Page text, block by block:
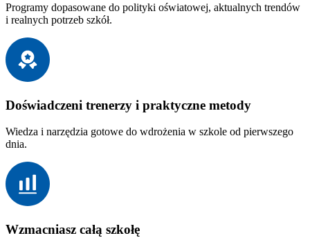
Programy dopasowane do polityki oświatowej, aktualnych trendów
i realnych potrzeb szkół.
Doświadczeni trenerzy i praktyczne metody
Wiedza i narzędzia gotowe do wdrożenia w szkole od pierwszego
dnia.
Wzmacniasz całą szkołę